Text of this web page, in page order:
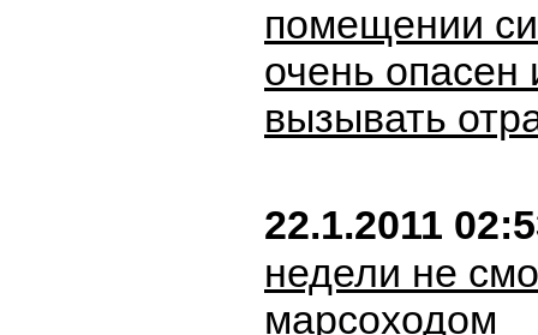
помещении
очень опасен
вызывать
22.1.2011
недели не
марсоходом